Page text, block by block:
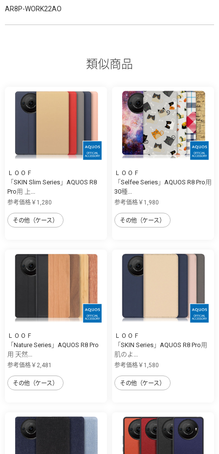
AR8P-WORK22AO
類似商品
ＬＯＯＦ
「SKIN Slim Series」AQUOS R8
Pro用 上...
参考価格￥1,280
その他（ケース）
ＬＯＯＦ
「Selfee Series」AQUOS R8 Pro用
30種...
参考価格￥1,980
その他（ケース）
ＬＯＯＦ
「Nature Series」AQUOS R8 Pro
用 天然...
参考価格￥2,481
その他（ケース）
ＬＯＯＦ
「SKIN Series」AQUOS R8 Pro用
肌のよ...
参考価格￥1,580
その他（ケース）